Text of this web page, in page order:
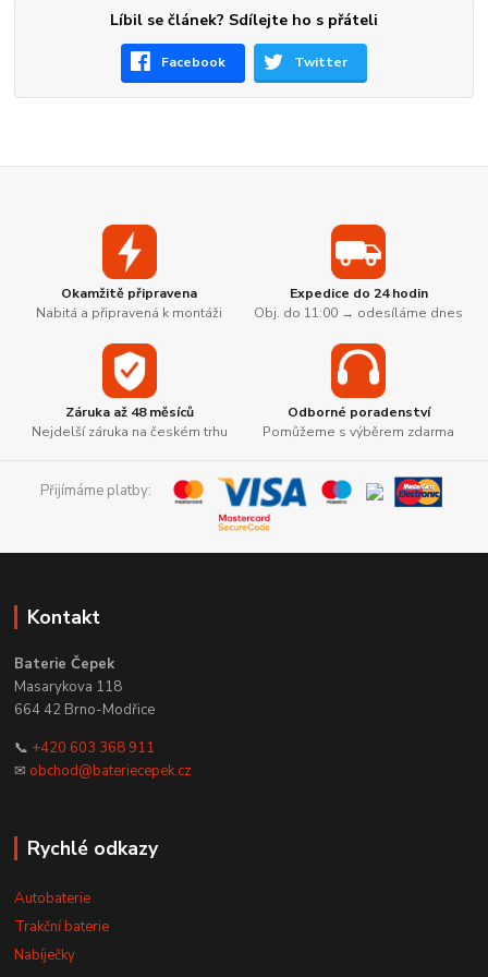
Líbil se článek? Sdílejte ho s přáteli
Facebook Twitter
Okamžitě připravena
Nabitá a připravená k montáži
Expedice do 24 hodin
Obj. do 11:00 → odesíláme dnes
Záruka až 48 měsíců
Nejdelší záruka na českém trhu
Odborné poradenství
Pomůžeme s výběrem zdarma
Přijímáme platby:
Kontakt
Baterie Čepek
Masarykova 118
664 42 Brno-Modřice
📞 +420 603 368 911
✉ obchod@bateriecepek.cz
Rychlé odkazy
Autobaterie
Trakční baterie
Nabíječky